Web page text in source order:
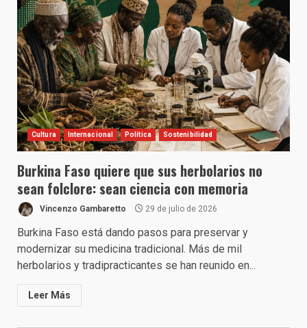
Cultura Internacional Política Sostenibilidad
Burkina Faso quiere que sus herbolarios no
sean folclore: sean ciencia con memoria
Vincenzo Gambaretto 29 de julio de 2026
Burkina Faso está dando pasos para preservar y
modernizar su medicina tradicional. Más de mil
herbolarios y tradipracticantes se han reunido en...
Leer Más